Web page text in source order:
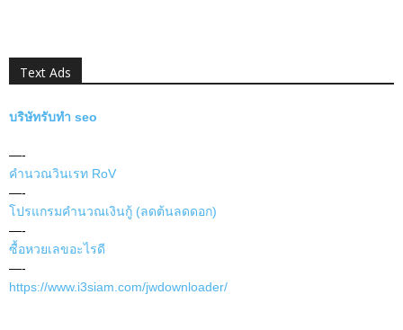
Text Ads
บริษัทรับทำ seo
—-
คำนวณวินเรท RoV
—-
โปรแกรมคำนวณเงินกู้ (ลดต้นลดดอก)
—-
ซื้อหวยเลขอะไรดี
—-
https://www.i3siam.com/jwdownloader/